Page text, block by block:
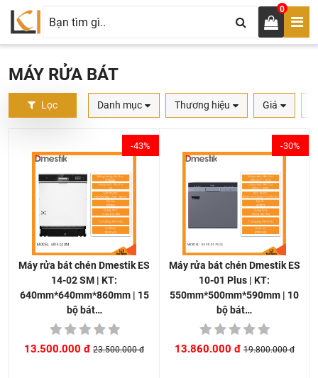
0
MÁY RỬA BÁT
Lọc Danh mục Thương hiệu Giá
-43%
Máy rửa bát chén Dmestik ES
14-02 SM | KT:
640mm*640mm*860mm | 15
bộ bát…
13.500.000 đ 23.500.000 đ
-30%
Máy rửa bát chén Dmestik ES
10-01 Plus | KT:
550mm*500mm*590mm | 10
bộ bát…
13.860.000 đ 19.800.000 đ